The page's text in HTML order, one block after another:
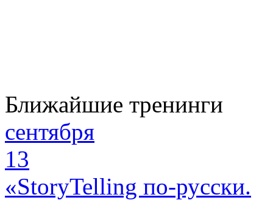
Ближайшие тренинги
сентября
13
«StoryTelling по-русски.